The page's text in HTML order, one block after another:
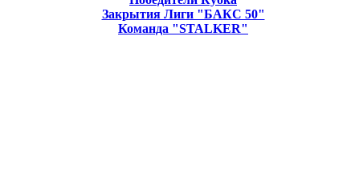
Закрытия Лиги "БАКС 50"
Команда "STALKER"